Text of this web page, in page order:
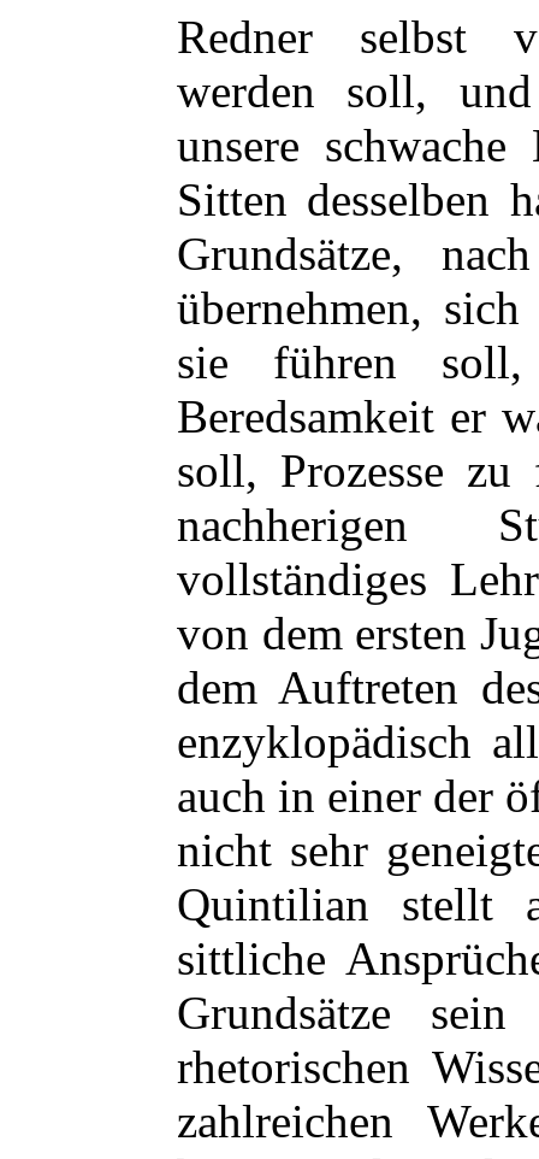
Redner selbst
werden soll,
unsere
Sitten desselben
Grundsätze,
übernehmen,
sie führen
Beredsamkeit er
soll, Prozesse
nachherigen
vollständiges
von dem ersten
dem Auftreten
enzyklopädisch
auch in einer der
nicht sehr
Quintilian stellt
sittliche
Grundsätze
rhetorischen
zahlreichen